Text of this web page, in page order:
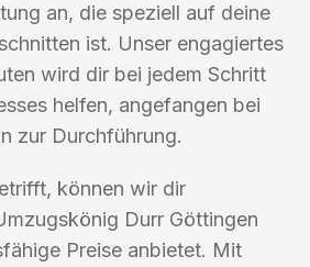
an, die speziell auf deine
ist. Unser engagiertes
wird dir bei jedem Schritt
helfen, angefangen bei
zur Durchführung.
können wir dir
Durr Göttingen
Preise anbietet. Mit